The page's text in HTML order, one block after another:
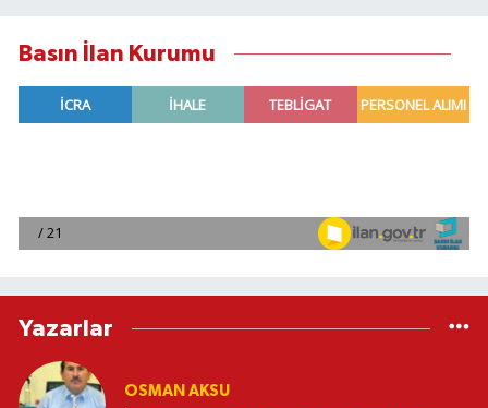
Basın İlan Kurumu
Yazarlar
OSMAN AKSU